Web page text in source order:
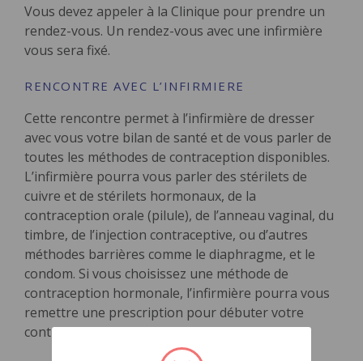
Vous devez appeler à la Clinique pour prendre un
rendez-vous. Un rendez-vous avec une infirmière
vous sera fixé.
RENCONTRE AVEC L’INFIRMIERE
Cette rencontre permet à l’infirmière de dresser
avec vous votre bilan de santé et de vous parler de
toutes les méthodes de contraception disponibles.
L’infirmière pourra vous parler des stérilets de
cuivre et de stérilets hormonaux, de la
contraception orale (pilule), de l’anneau vaginal, du
timbre, de l’injection contraceptive, ou d’autres
méthodes barrières comme le diaphragme, et le
condom. Si vous choisissez une méthode de
contraception hormonale, l’infirmière pourra vous
remettre une prescription pour débuter votre
contraception.